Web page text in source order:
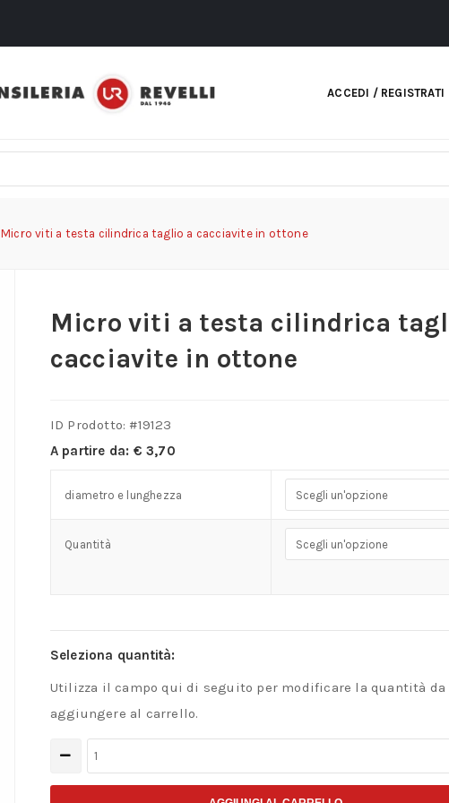
ACCEDI / REGISTRATI
Micro viti a testa cilindrica taglio a cacciavite in ottone
Micro viti a testa cilindrica
cacciavite in ottone
ID Prodotto: #19123
A partire da: € 3,70
diametro e lunghezza
Quantità
Seleziona quantità:
Utilizza il campo qui di seguito per modificare la quantità da
aggiungere al carrello.
Micro